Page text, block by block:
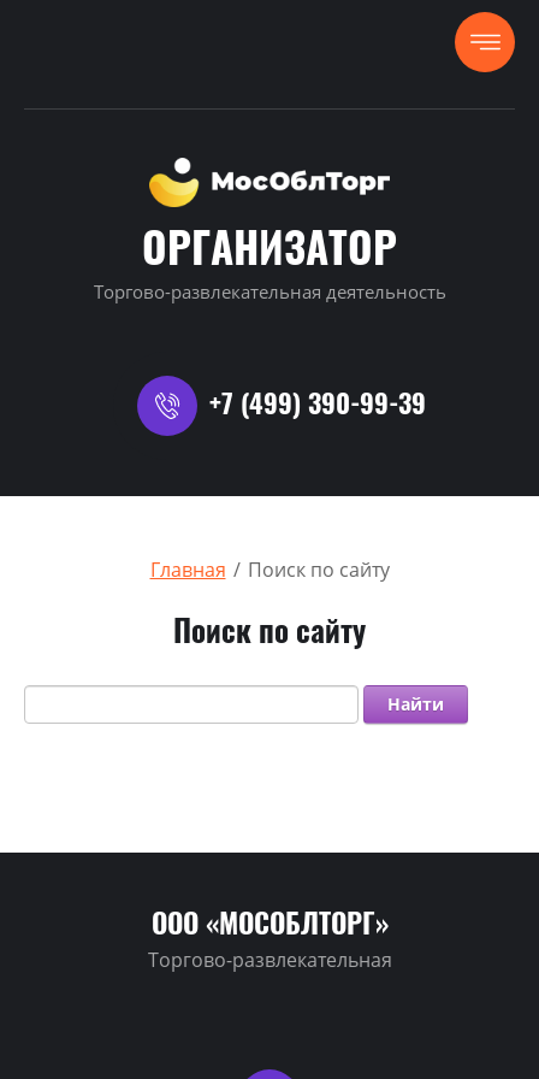
ОРГАНИЗАТОР
Торгово-развлекательная деятельность
+7 (499) 390-99-39
Главная / Поиск по сайту
Поиск по сайту
Найти
ООО «МОСОБЛТОРГ»
Торгово-развлекательная